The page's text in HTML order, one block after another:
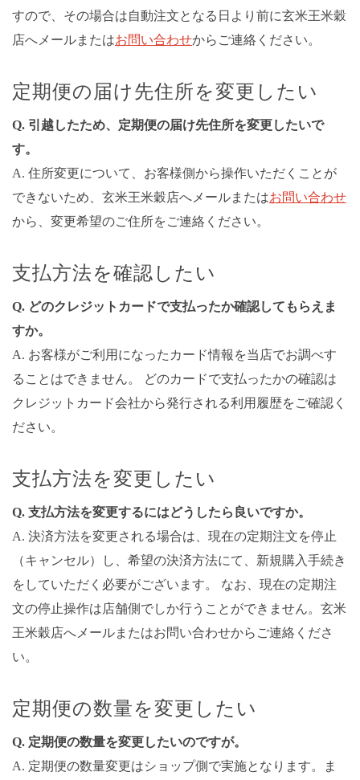
すので、その場合は自動注文となる日より前に玄米王米穀
店へメールまたはお問い合わせからご連絡ください。
定期便の届け先住所を変更したい
Q. 引越したため、定期便の届け先住所を変更したいで
す。
A. 住所変更について、お客様側から操作いただくことが
できないため、玄米王米穀店へメールまたはお問い合わせ
から、変更希望のご住所をご連絡ください。
支払方法を確認したい
Q. どのクレジットカードで支払ったか確認してもらえま
すか。
A. お客様がご利用になったカード情報を当店でお調べす
ることはできません。 どのカードで支払ったかの確認は
クレジットカード会社から発行される利用履歴をご確認く
ださい。
支払方法を変更したい
Q. 支払方法を変更するにはどうしたら良いですか。
A. 決済方法を変更される場合は、現在の定期注文を停止
（キャンセル）し、希望の決済方法にて、新規購入手続き
をしていただく必要がございます。 なお、現在の定期注
文の停止操作は店舗側でしか行うことができません。玄米
王米穀店へメールまたはお問い合わせからご連絡くださ
い。
定期便の数量を変更したい
Q. 定期便の数量を変更したいのですが。
A. 定期便の数量変更はショップ側で実施となります。ま